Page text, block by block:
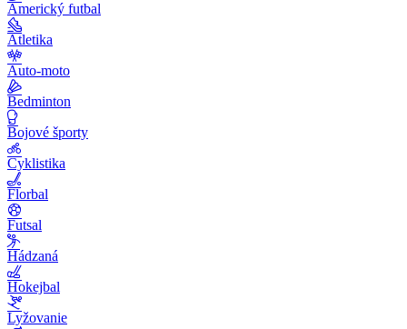
Americký futbal
Atletika
Auto-moto
Bedminton
Bojové športy
Cyklistika
Florbal
Futsal
Hádzaná
Hokejbal
Lyžovanie